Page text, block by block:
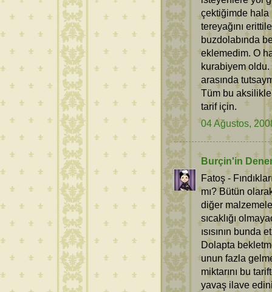
çektiğimde hala
tereyağını
buzdolabında
eklemedim. O
kurabiyem oldu.
arasında
Tüm bu
tarif için.
04 Ağustos,
Burçin'in
Fatoş -
mı? Bütün
diğer
sıcaklığı
ısısının
Dolapta
unun fazla
miktarını bu
yavaş ilave